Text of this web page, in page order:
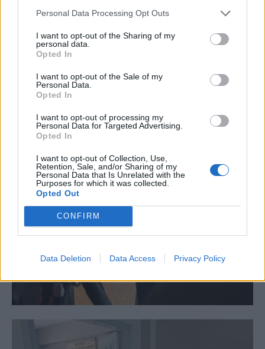
Personal Data Processing Opt Outs
I want to opt-out of the Sharing of my
personal data.
Opted In
I want to opt-out of the Sale of my
Personal Data.
Opted In
I want to opt-out of processing my
Personal Data for Targeted Advertising.
Opted In
I want to opt-out of Collection, Use,
Retention, Sale, and/or Sharing of my
Personal Data that Is Unrelated with the
Purposes for which it was collected.
Opted Out
CONFIRM
Data Deletion Data Access Privacy Policy